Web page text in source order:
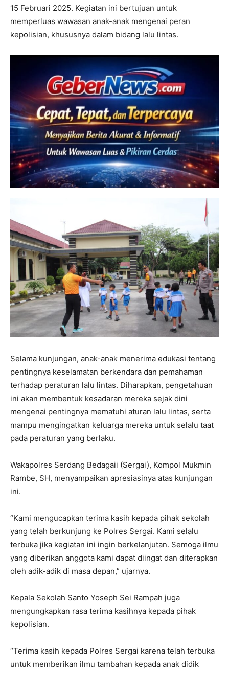
15 Februari 2025. Kegiatan ini bertujuan untuk
memperluas wawasan anak-anak mengenai peran
kepolisian, khususnya dalam bidang lalu lintas.
Selama kunjungan, anak-anak menerima edukasi tentang
pentingnya keselamatan berkendara dan pemahaman
terhadap peraturan lalu lintas. Diharapkan, pengetahuan
ini akan membentuk kesadaran mereka sejak dini
mengenai pentingnya mematuhi aturan lalu lintas, serta
mampu mengingatkan keluarga mereka untuk selalu taat
pada peraturan yang berlaku.
Wakapolres Serdang Bedagaii (Sergai), Kompol Mukmin
Rambe, SH, menyampaikan apresiasinya atas kunjungan
ini.
“Kami mengucapkan terima kasih kepada pihak sekolah
yang telah berkunjung ke Polres Sergai. Kami selalu
terbuka jika kegiatan ini ingin berkelanjutan. Semoga ilmu
yang diberikan anggota kami dapat diingat dan diterapkan
oleh adik-adik di masa depan,” ujarnya.
Kepala Sekolah Santo Yoseph Sei Rampah juga
mengungkapkan rasa terima kasihnya kepada pihak
kepolisian.
“Terima kasih kepada Polres Sergai karena telah terbuka
untuk memberikan ilmu tambahan kepada anak didik